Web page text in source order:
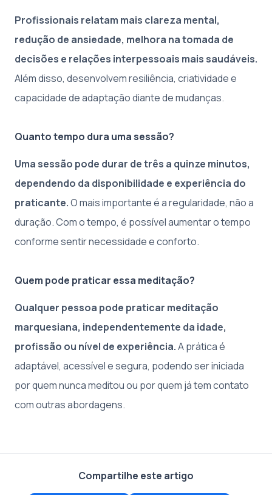
Profissionais relatam mais clareza mental,
redução de ansiedade, melhora na tomada de
decisões e relações interpessoais mais saudáveis.
Além disso, desenvolvem resiliência, criatividade e
capacidade de adaptação diante de mudanças.
Quanto tempo dura uma sessão?
Uma sessão pode durar de três a quinze minutos,
dependendo da disponibilidade e experiência do
praticante.O mais importante é a regularidade, não a
duração. Com o tempo, é possível aumentar o tempo
conforme sentir necessidade e conforto.
Quem pode praticar essa meditação?
Qualquer pessoa pode praticar meditação
marquesiana, independentemente da idade,
profissão ou nível de experiência.A prática é
adaptável, acessível e segura, podendo ser iniciada
por quem nunca meditou ou por quem já tem contato
com outras abordagens.
Compartilhe este artigo